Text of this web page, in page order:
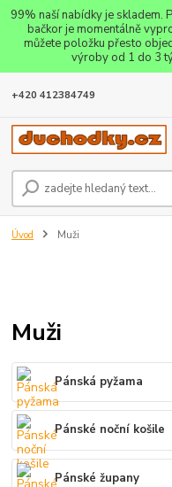
99% naší nabídky je skladem.
bačkor je momentálně
můžete položku přesto
výroby od 1 do 3
+420 412384749
Úvod Muži
Muži
Pánská pyžama
Pánské noční košile
Pánské župany